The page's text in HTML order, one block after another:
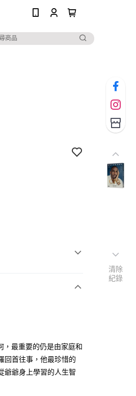
，最重要的仍是由家庭和
回首往事，他最珍惜的
爺爺身上學習的人生智
清除
紀錄